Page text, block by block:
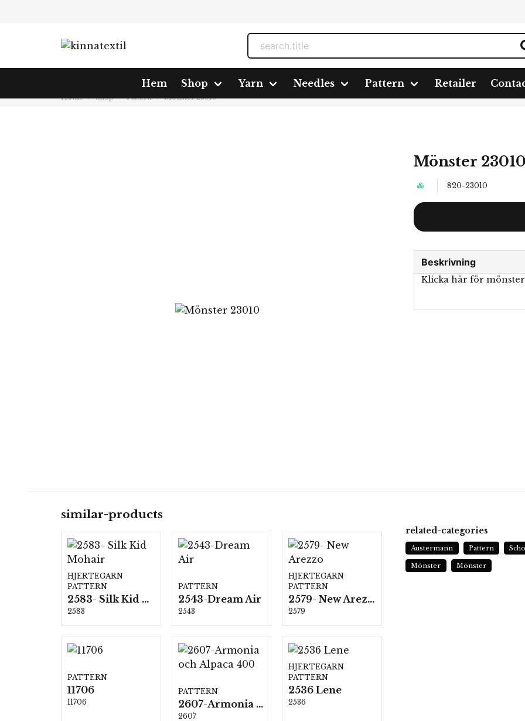
Hem Shop Yarn Needles Pattern Retailer
Home Shop Pattern Mönster 23010
Mönster
820-23010
Beskrivning
Klicka här för mönster
similar-products
HJERTEGARN
PATTERN
2583- Silk Kid Mohair
2583
PATTERN
2543-Dream Air
2543
HJERTEGARN
PATTERN
2579- New Arezzo
2579
PATTERN
11706
11706
PATTERN
2607-Armonia och Alpaca 400
2607
HJERTEGARN
PATTERN
2536 Lene
2536
related-categories
Austermann Pattern
Mönster Mönster